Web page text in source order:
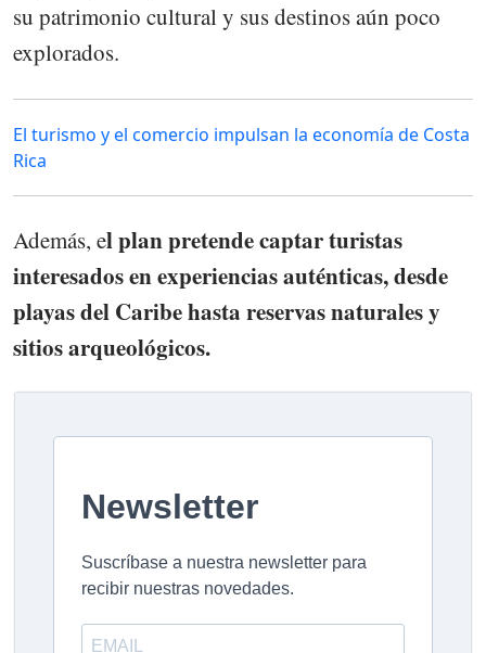
su patrimonio cultural y sus destinos aún poco
explorados.
El turismo y el comercio impulsan la economía de Costa
Rica
Además, el plan pretende captar turistas
interesados en experiencias auténticas, desde
playas del Caribe hasta reservas naturales y
sitios arqueológicos.